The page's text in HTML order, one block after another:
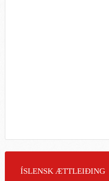
ÍSLENSK ÆTTLEIÐING